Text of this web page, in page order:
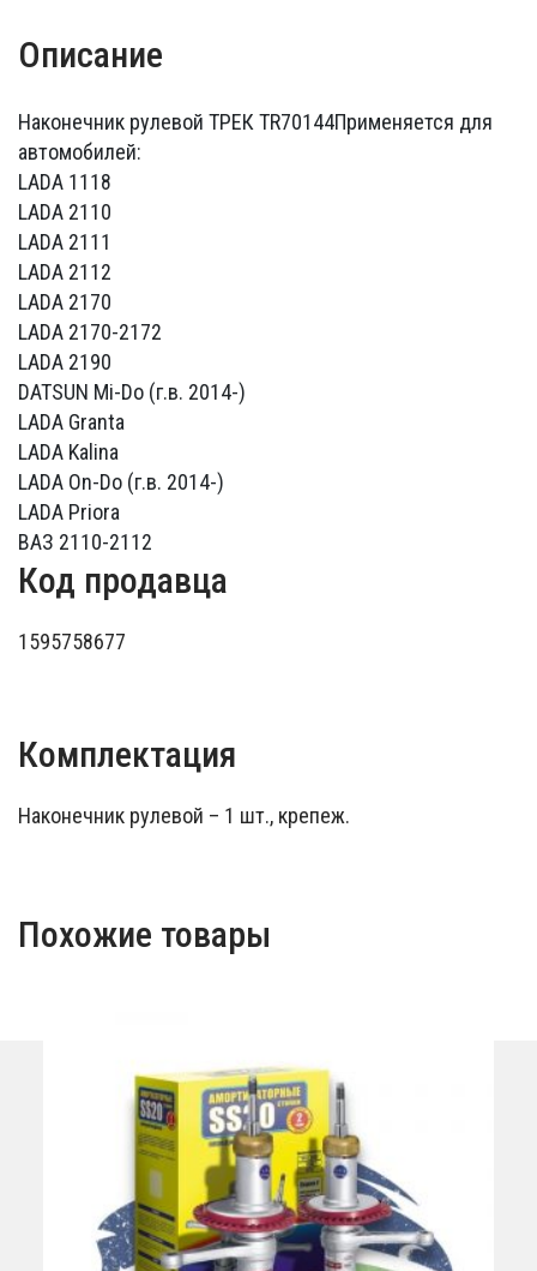
Описание
Наконечник рулевой ТРЕК TR70144Применяется для
автомобилей:
LADA 1118
LADA 2110
LADA 2111
LADA 2112
LADA 2170
LADA 2170-2172
LADA 2190
DATSUN Mi-Do (г.в. 2014-)
LADA Granta
LADA Kalina
LADA On-Do (г.в. 2014-)
LADA Priora
ВАЗ 2110-2112
Код продавца
1595758677
Комплектация
Наконечник рулевой – 1 шт., крепеж.
Похожие товары